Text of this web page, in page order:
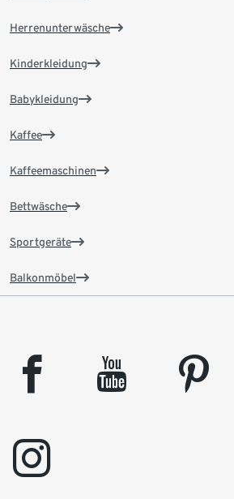
Herrenunterwäsche
Kinderkleidung
Babykleidung
Kaffee
Kaffeemaschinen
Bettwäsche
Sportgeräte
Balkonmöbel
facebook youtube pinterest
instagram